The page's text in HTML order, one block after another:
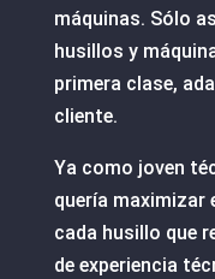
máquinas. Sólo
husillos y
primera clase,
cliente.
Ya como joven
quería maximizar
cada husillo que
de experiencia